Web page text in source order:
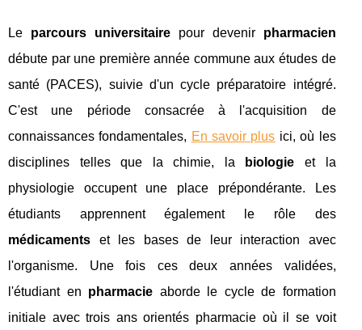
Le parcours universitairepour devenir pharmacien
débute par une première année commune aux études de
santé (PACES), suivie d'un cycle préparatoire intégré.
C'est une période consacrée à l'acquisition de
connaissances fondamentales, En savoir plus ici, où les
disciplines telles que la chimie, la
biologie et la
physiologie occupent une place prépondérante. Les
étudiants apprennent également le rôle des
médicaments et les bases de leur interaction avec
l'organisme. Une fois ces deux années validées,
l'étudiant en pharmacie aborde le cycle de formation
initiale avec trois ans orientés pharmacie où il se voit